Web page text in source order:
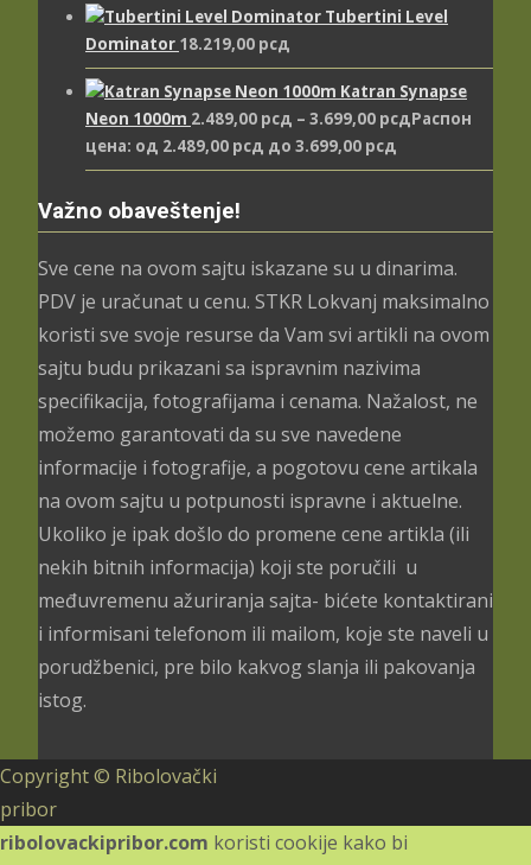
Tubertini Level
Dominator 18.219,00 рсд
Katran Synapse
Neon 1000m 2.489,00 рсд – 3.699,00 рсдРаспон
цена: од 2.489,00 рсд до 3.699,00 рсд
Važno obaveštenje!
Sve cene na ovom sajtu iskazane su u dinarima.
PDV je uračunat u cenu. STKR Lokvanj maksimalno
koristi sve svoje resurse da Vam svi artikli na ovom
sajtu budu prikazani sa ispravnim nazivima
specifikacija, fotografijama i cenama. Nažalost, ne
možemo garantovati da su sve navedene
informacije i fotografije, a pogotovu cene artikala
na ovom sajtu u potpunosti ispravne i aktuelne.
Ukoliko je ipak došlo do promene cene artikla (ili
nekih bitnih informacija) koji ste poručili u
međuvremenu ažuriranja sajta- bićete kontaktirani
i informisani telefonom ili mailom, koje ste naveli u
porudžbenici, pre bilo kakvog slanja ili pakovanja
istog.
Copyright © Ribolovački
pribor
ribolovackipribor.com koristi cookije kako bi